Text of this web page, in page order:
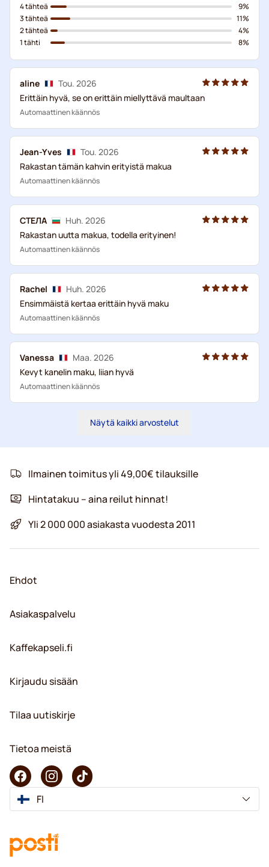
4 tähteä
3 tähteä
2 tähteä
1 tähti
9%
11%
4%
8%
aline
Tou. 2026
Erittäin hyvä, se on erittäin miellyttävä maultaan
Automaattinen käännös
Jean-Yves
Tou. 2026
Rakastan tämän kahvin erityistä makua
Automaattinen käännös
СТЕЛА
Huh. 2026
Rakastan uutta makua, todella erityinen!
Automaattinen käännös
Rachel
Huh. 2026
Ensimmäistä kertaa erittäin hyvä maku
Automaattinen käännös
Vanessa
Maa. 2026
Kevyt kanelin maku, liian hyvä
Automaattinen käännös
Näytä kaikki arvostelut
Ilmainen toimitus yli 49,00€ tilauksille
Hintatakuu – aina reilut hinnat!
Yli 2 000 000 asiakasta vuodesta 2011
Ehdot
Asiakaspalvelu
Kaffekapseli.fi
Kirjaudu sisään
Tilaa uutiskirje
Tietoa meistä
FI